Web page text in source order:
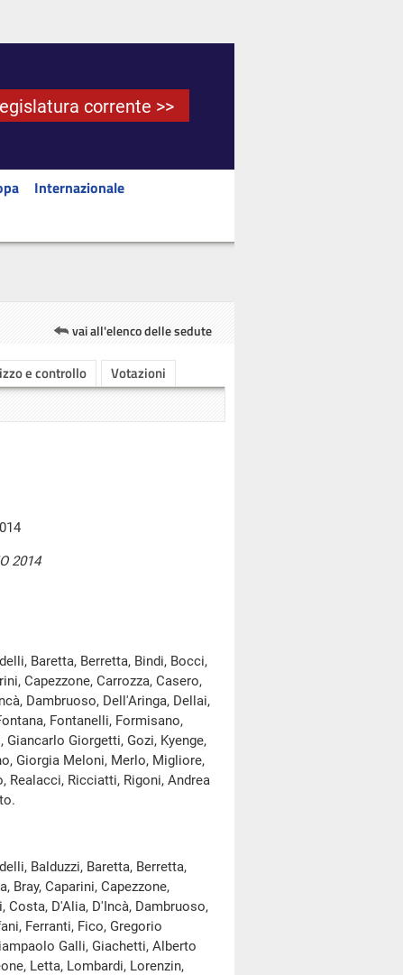
corrente >>
Internazionale
vai all'elenco delle sedute
e controllo Votazioni
2014
Baretta, Berretta, Bindi, Bocci,
Capezzone, Carrozza, Casero,
Dambruoso, Dell'Aringa, Dellai,
Fontanelli, Formisano,
Giorgetti, Gozi, Kyenge,
Giorgia Meloni, Merlo, Migliore,
Realacci, Ricciatti, Rigoni, Andrea
Balduzzi, Baretta, Berretta,
Bray, Caparini, Capezzone,
D'Alia, D'Incà, Dambruoso,
Ferranti, Fico, Gregorio
Galli, Giachetti, Alberto
Letta, Lombardi, Lorenzin,